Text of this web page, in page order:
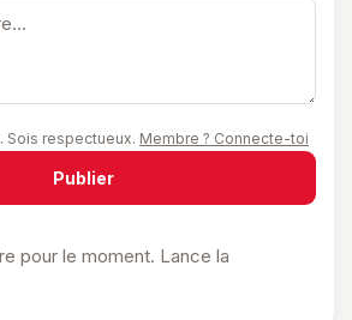
Sois respectueux. Membre ? Connecte-toi
Publier
pour le moment. Lance la